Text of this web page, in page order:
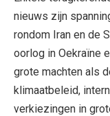
nieuws zijn
rondom Iran en de
oorlog in Oekraïne
grote machten als
klimaatbeleid,
verkiezingen in